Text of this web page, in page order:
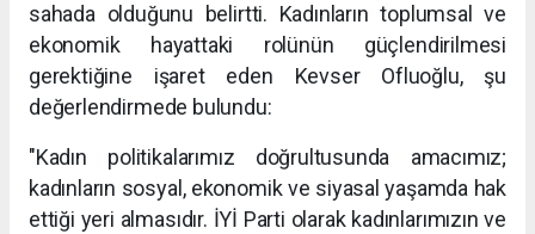
sahada olduğunu belirtti. Kadınların toplumsal ve
ekonomik hayattaki rolünün güçlendirilmesi
gerektiğine işaret eden Kevser Ofluoğlu, şu
değerlendirmede bulundu:
"Kadın politikalarımız doğrultusunda amacımız;
kadınların sosyal, ekonomik ve siyasal yaşamda hak
ettiği yeri almasıdır. İYİ Parti olarak kadınlarımızın ve